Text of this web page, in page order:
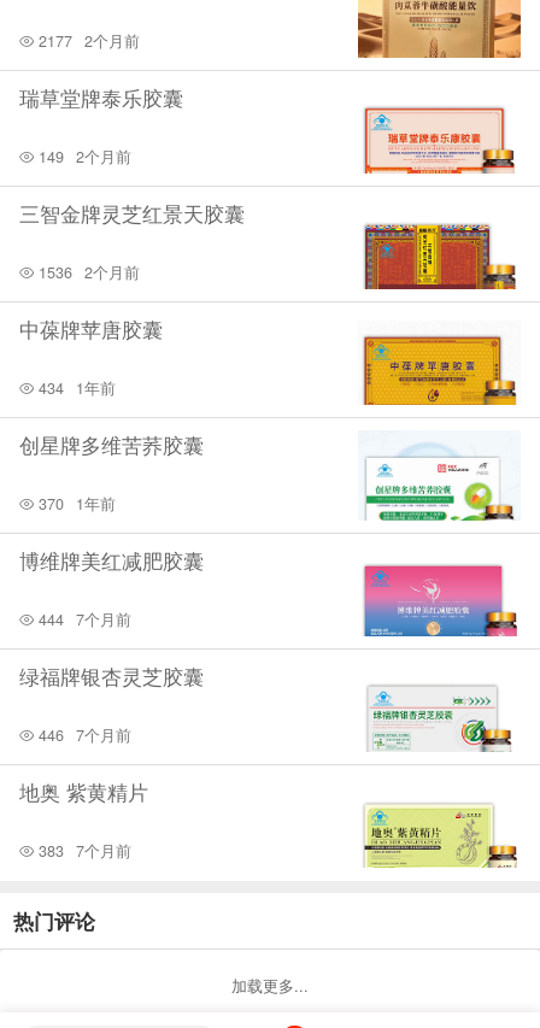
2177 2个月前
瑞草堂牌泰乐胶囊
149 2个月前
三智金牌灵芝红景天胶囊
1536 2个月前
中葆牌苹唐胶囊
434 1年前
创星牌多维苦荞胶囊
370 1年前
博维牌美红减肥胶囊
444 7个月前
绿福牌银杏灵芝胶囊
446 7个月前
地奥 紫黄精片
383 7个月前
热门评论
加载更多...